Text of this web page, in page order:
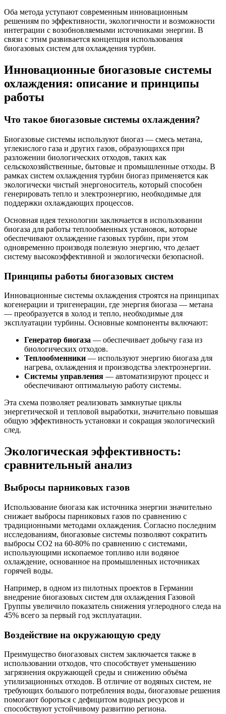
Оба метода уступают современным инновационным
решениям по эффективности, экологичности и возможности
интеграции с возобновляемыми источниками энергии. В
связи с этим развивается концепция использования
биогазовых систем для охлаждения турбин.
Инновационные биогазовые системы
охлаждения: описание и принципы
работы
Что такое биогазовые системы охлаждения?
Биогазовые системы используют биогаз — смесь метана,
углекислого газа и других газов, образующихся при
разложении биологических отходов, таких как
сельскохозяйственные, бытовые и промышленные отходы. В
рамках систем охлаждения турбин биогаз применяется как
экологически чистый энергоноситель, который способен
генерировать тепло и электроэнергию, необходимые для
поддержки охлаждающих процессов.
Основная идея технологии заключается в использовании
биогаза для работы теплообменных установок, которые
обеспечивают охлаждение газовых турбин, при этом
одновременно производя полезную энергию, что делает
систему высокоэффективной и экологически безопасной.
Принципы работы биогазовых систем
Инновационные системы охлаждения строятся на принципах
когенерации и тригенерации, где энергия биогаза — метана
— преобразуется в холод и тепло, необходимые для
эксплуатации турбины. Основные компоненты включают:
Генератор биогаза — обеспечивает добычу газа из
биологических отходов.
Теплообменники — используют энергию биогаза для
нагрева, охлаждения и производства электроэнергии.
Системы управления — автоматизируют процесс и
обеспечивают оптимальную работу системы.
Эта схема позволяет реализовать замкнутые циклы
энергетической и тепловой выработки, значительно повышая
общую эффективность установки и сокращая экологический
след.
Экологическая эффективность:
сравнительный анализ
Выбросы парниковых газов
Использование биогаза как источника энергии значительно
снижает выбросы парниковых газов по сравнению с
традиционными методами охлаждения. Согласно последним
исследованиям, биогазовые системы позволяют сократить
выбросы CO2 на 60-80% по сравнению с системами,
использующими ископаемое топливо или водяное
охлаждение, основанное на промышленных источниках
горячей воды.
Например, в одном из пилотных проектов в Германии
внедрение биогазовых систем для охлаждения Газовой
Группы увеличило показатель снижения углеродного следа на
45% всего за первый год эксплуатации.
Воздействие на окружающую среду
Преимущество биогазовых систем заключается также в
использовании отходов, что способствует уменьшению
загрязнения окружающей среды и снижению объёма
утилизационных отходов. В отличие от водяных систем, не
требующих большого потребления воды, биогазовые решения
помогают бороться с дефицитом водных ресурсов и
способствуют устойчивому развитию региона.